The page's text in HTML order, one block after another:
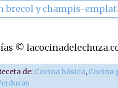
©
de: Cocina básica, Cocina